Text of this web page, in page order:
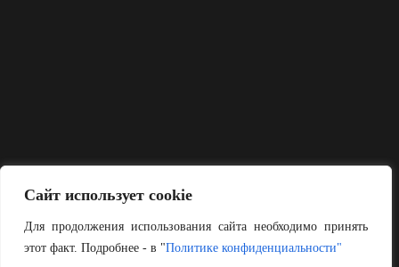
Сайт использует cookie
Для продолжения использования сайта необходимо принять
этот факт. Подробнее - в "Политике конфиденциальности"